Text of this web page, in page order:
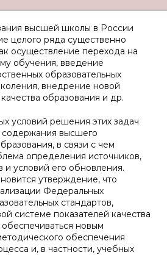
высшей школы в России
целого ряда существенно
осуществление перехода на
обучения, введение
образовательных
внедрение новой
образования и др.
условий решения этих задач
содержания высшего
в связи с чем
определения источников,
и условий его обновления.
утверждение, что
Федеральных
стандартов,
системе показателей качества
новым
обеспечения
и, в частности, учебных